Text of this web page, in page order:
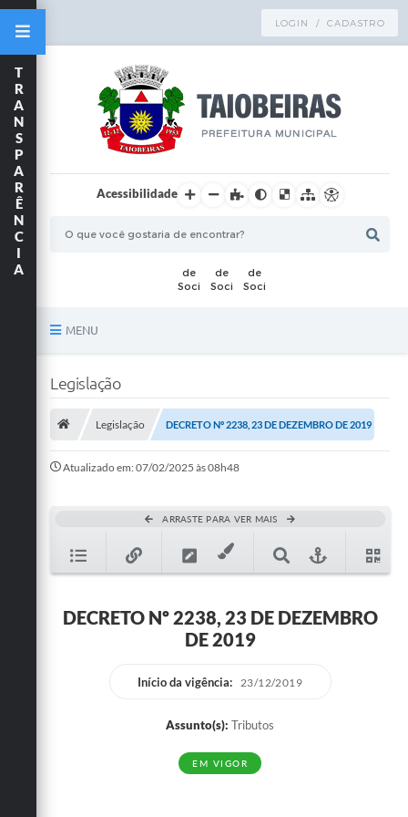
LOGIN / CADASTRO
Acessibilidade
MENU
Mapa do Site
SIC
T
R
A
N
S
P
A
R
Ê
N
C
I
A
Legislação
Legislação DECRETO Nº 2238, 23 DE DEZEMBRO DE 2019
Atualizado em: 07/02/2025 às 08h48
ARRASTE PARA VER MAIS
DECRETO Nº 2238, 23 DE DEZEMBRO
DE 2019
Início da vigência: 23/12/2019
Assunto(s): Tributos
EM VIGOR